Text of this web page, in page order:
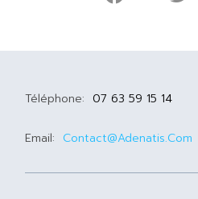
Téléphone: 07 63 59 15 14
Email: Contact@adenatis.com